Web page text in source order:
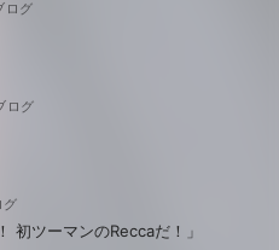
ログ
ログ
グ
初ツーマンのReccaだ！」